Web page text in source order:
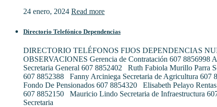
24 enero, 2024 Read more
Directorio Telefónico Dependencias
DIRECTORIO TELÉFONOS FIJOS DEPENDENCIAS
OBSERVACIONES Gerencia de Contratación 607 8856998
Secretaria General 607 8852402 Ruth Fabiola Murillo Parra
607 8852388 Fanny Arciniega Secretaria de Agricultura 607
Fondo De Pensionados 607 8854320 Elisabeth Pelayo
607 8852150 Mauricio Lindo Secretaria de Infraestructura
Secretaria